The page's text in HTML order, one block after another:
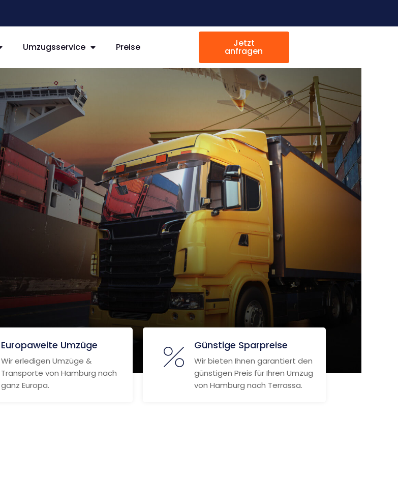
Umzugsservice Preise Jetzt
anfragen
Europaweite Umzüge
Wir erledigen Umzüge &
Transporte von Hamburg nach
ganz Europa.
Günstige Sparpreise
Wir bieten Ihnen garantiert den
günstigen Preis für Ihren Umzug
von Hamburg nach Terrassa.